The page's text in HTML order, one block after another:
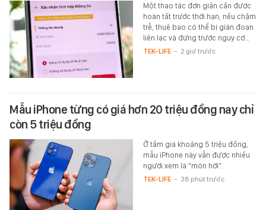
Một thao tác đơn giản cần được
hoàn tất trước thời hạn, nếu chậm
trễ, thuê bao có thể bị gián đoạn
liên lạc và đứng trước nguy cơ…
TEK-LIFE - 2 giờ trước
Mẫu iPhone từng có giá hơn 20 triệu đồng nay chỉ
còn 5 triệu đồng
Ở tầm giá khoảng 5 triệu đồng,
mẫu iPhone này vẫn được nhiều
người xem là “món hời”.
TEK-LIFE - 38 phút trước